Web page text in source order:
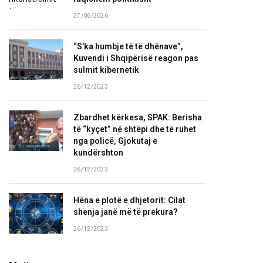
27/06/2026
“S’ka humbje të të dhënave”,
Kuvendi i Shqipërisë reagon pas
sulmit kibernetik
26/12/2023
Zbardhet kërkesa, SPAK: Berisha
të “kyçet” në shtëpi dhe të ruhet
nga policë, Gjokutaj e
kundërshton
26/12/2023
Hëna e plotë e dhjetorit: Cilat
shenja janë më të prekura?
26/12/2023